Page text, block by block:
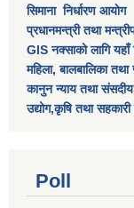
सिमाना निर्धारण आयाेग
प्रधानमन्त्री तथा
GIS नक्साको लागि यहाँ
महिला, बालबालिका
कानुन न्याय तथा संसदीय
उद्योग,कृषि तथा
Poll